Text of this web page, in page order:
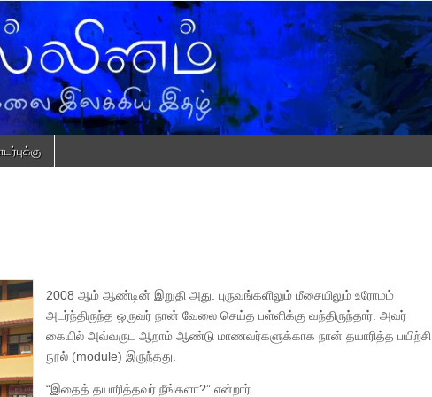
2008 ஆம் ஆண்டின் இறுதி அது. புருவங்களிலும் மீசையிலும் உரோமம்
அடர்ந்திருந்த ஒருவர் நான் வேலை செய்த பள்ளிக்கு வந்திருந்தார். அவர்
கையில் அவ்வருட ஆறாம் ஆண்டு மாணவர்களுக்காக நான் தயாரித்த பயிற்சி
நூல் (module) இருந்தது.
“இதைத் தயாரித்தவர் நீங்களா?” என்றார்.